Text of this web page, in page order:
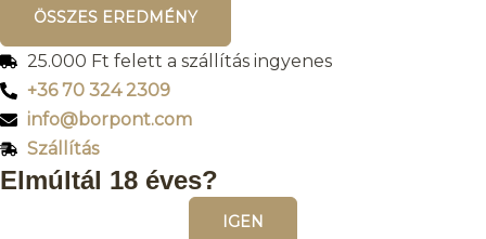
ÖSSZES EREDMÉNY
25.000 Ft felett a szállítás ingyenes
+36 70 324 2309
info@borpont.com
Szállítás
Elmúltál 18 éves?
IGEN